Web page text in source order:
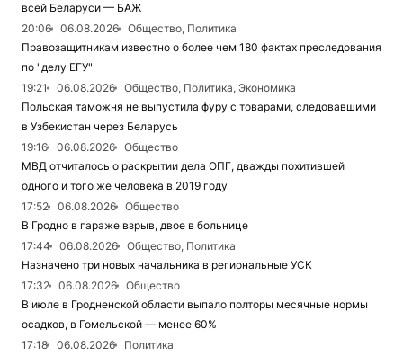
всей Беларуси — БАЖ
20:06
06.08.2026
Общество, Политика
Правозащитникам известно о более чем 180 фактах преследования
по "делу ЕГУ"
19:21
06.08.2026
Общество, Политика, Экономика
Польская таможня не выпустила фуру с товарами, следовавшими
в Узбекистан через Беларусь
19:16
06.08.2026
Общество
МВД отчиталось о раскрытии дела ОПГ, дважды похитившей
одного и того же человека в 2019 году
17:52
06.08.2026
Общество
В Гродно в гараже взрыв, двое в больнице
17:44
06.08.2026
Общество, Политика
Назначено три новых начальника в региональные УСК
17:32
06.08.2026
Общество
В июле в Гродненской области выпало полторы месячные нормы
осадков, в Гомельской — менее 60%
17:18
06.08.2026
Политика